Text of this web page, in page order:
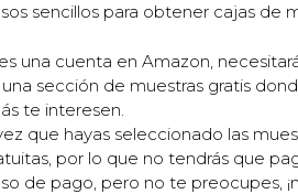
sencillos para obtener cajas de
una cuenta en Amazon,
sección de muestras gratis
te interesen.
que hayas seleccionado las
por lo que no tendrás que
de pago, pero no te preocupes,